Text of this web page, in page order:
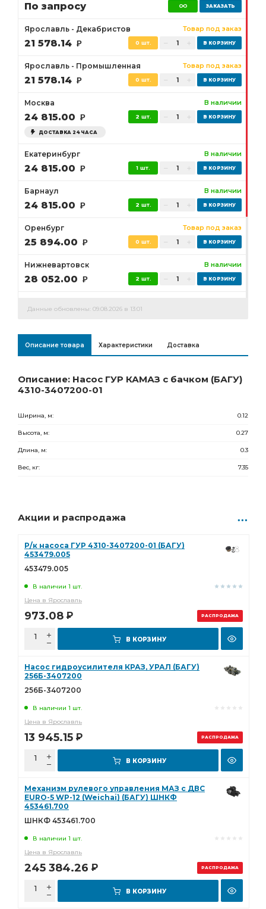
По запросу
Ярославль - Декабристов Товар под заказ
21 578.14 Р 0 шт.
Ярославль - Промышленная Товар под заказ
21 578.14 Р 0 шт.
Москва В наличии
24 815.00 Р 2 шт.
ДОСТАВКА 24 ЧАСА
Екатеринбург В наличии
24 815.00 Р 1 шт.
Барнаул В наличии
24 815.00 Р 2 шт.
Оренбург Товар под заказ
25 894.00 Р 0 шт.
Нижневартовск В наличии
28 052.00 Р 2 шт.
Ростов-на-Дону Товар под заказ
24 815.00 Р
Данные обновлены: 09.08.2026 в 13:01
Описание товара Характеристики Доставка
Описание: Насос ГУР КАМАЗ с бачком (БАГУ)
4310-3407200-01
Ширина, м: 0.12
Высота, м: 0.27
Длина, м: 0.3
Вес, кг: 7.35
Акции и распродажа
РАСПРОДАЖА
Р/к насоса ГУР 4310-3407200-01 (БАГУ)
453479.005
453479.005
В наличии 1 шт.
Цена в Ярославль
973.08 Р
В КОРЗИНУ
РАСПРОДАЖА
Насос гидроусилителя КРАЗ, УРАЛ (БАГУ)
256Б-3407200
256Б-3407200
В наличии 1 шт.
Цена в Ярославль
13 945.15 Р
В КОРЗИНУ
РАСПРОДАЖА
Механизм рулевого управления МАЗ с ДВС
EURO-5 WP-12 (Weichai) (БАГУ) ШНКФ
453461.700
ШНКФ 453461.700
В наличии 1 шт.
Цена в Ярославль
245 384.26 Р
В КОРЗИНУ